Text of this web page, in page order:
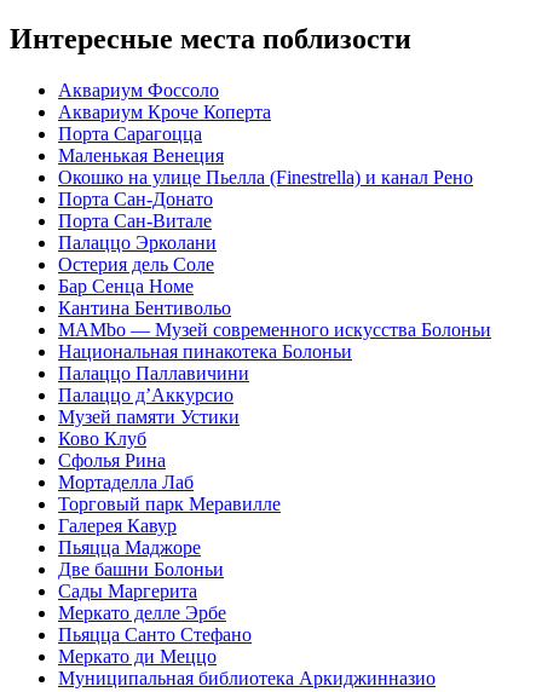
Интересные места поблизости
Аквариум Фоссоло
Аквариум Кроче Коперта
Порта Сарагоцца
Маленькая Венеция
Окошко на улице Пьелла (Finestrella) и канал Рено
Порта Сан-Донато
Порта Сан-Витале
Палаццо Эрколани
Остерия дель Соле
Бар Сенца Номе
Кантина Бентивольо
MAMbo — Музей современного искусства Болоньи
Национальная пинакотека Болоньи
Палаццо Паллавичини
Палаццо д’Аккурсио
Музей памяти Устики
Ково Клуб
Сфолья Рина
Мортаделла Лаб
Торговый парк Меравилле
Галерея Кавур
Пьяцца Маджоре
Две башни Болоньи
Сады Маргерита
Меркато делле Эрбе
Пьяцца Санто Стефано
Меркато ди Меццо
Муниципальная библиотека Аркиджинназио